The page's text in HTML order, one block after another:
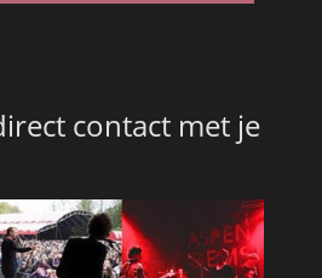
contact met je